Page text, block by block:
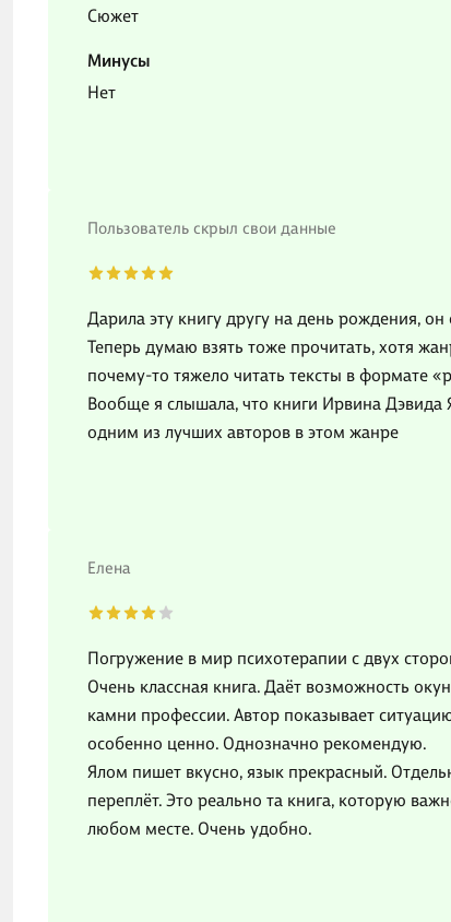
Сюжет
Минусы
Нет
Пользователь скрыл свои данные
Дарила эту книгу другу на день рождения, он
Теперь думаю взять тоже прочитать, хотя
почему-то тяжело читать тексты в формате
Вообще я слышала, что книги Ирвина Дэвида
одним из лучших авторов в этом жанре
Елена
Погружение в мир психотерапии с двух
Очень классная книга. Даёт возможность
камни профессии. Автор показывает
особенно ценно. Однозначно рекомендую.
Ялом пишет вкусно, язык прекрасный.
переплёт. Это реально та книга, которую
любом месте. Очень удобно.